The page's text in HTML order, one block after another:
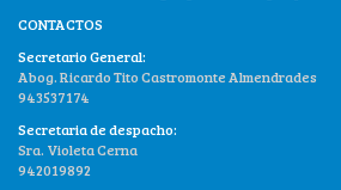
CONTACTOS
Secretario General:
Abog. Ricardo Tito Castromonte Almendrades
943537174
Secretaria de despacho:
Sra. Violeta Cerna
942019892